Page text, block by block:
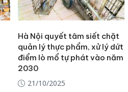
Hà Nội quyết tâm siết chặt
quản lý thực phẩm, xử lý dứt
điểm lò mổ tự phát vào năm
2030
21/10/2025